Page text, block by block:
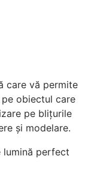
care vă permite
obiectul care
pe blițurile
și modelare.
lumină perfect